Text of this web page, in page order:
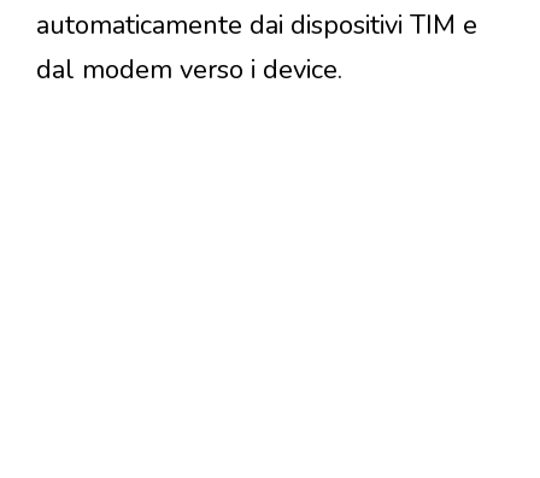
automaticamente dai dispositivi TIM e
dal modem verso i device.